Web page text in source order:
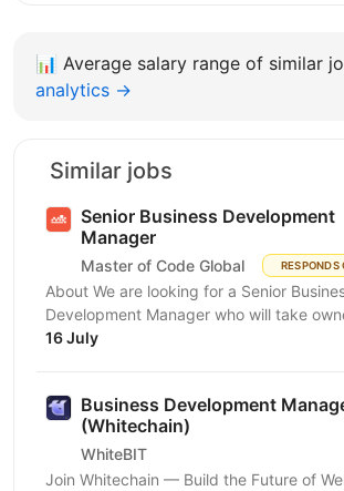
📊 Average salary range of similar
analytics →
Similar jobs
Senior Business Development
Manager
Master of Code Global RESPONDS
About We are looking for a Senior
Development Manager who will take
revenue generation from the moment a
16 July
Business Development
(Whitechain)
WhiteBIT
Join Whitechain — Build the Future of